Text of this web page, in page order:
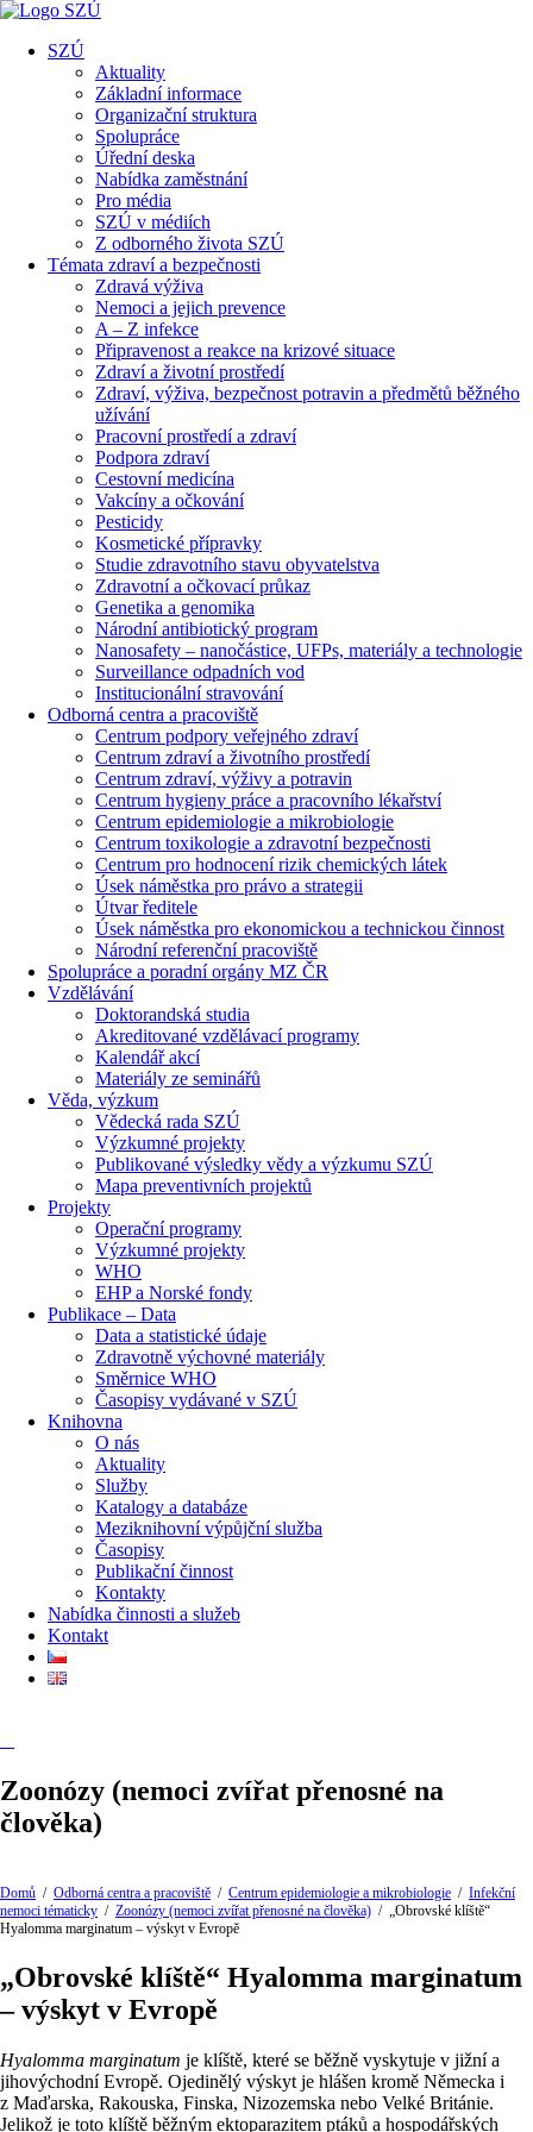
SZÚ
Aktuality
Základní informace
Organizační struktura
Spolupráce
Úřední deska
Nabídka zaměstnání
Pro média
SZÚ v médiích
Z odborného života SZÚ
Témata zdraví a bezpečnosti
Zdravá výživa
Nemoci a jejich prevence
A – Z infekce
Připravenost a reakce na krizové situace
Zdraví a životní prostředí
Zdraví, výživa, bezpečnost potravin a předmětů běžného
užívání
Pracovní prostředí a zdraví
Podpora zdraví
Cestovní medicína
Vakcíny a očkování
Pesticidy
Kosmetické přípravky
Studie zdravotního stavu obyvatelstva
Zdravotní a očkovací průkaz
Genetika a genomika
Národní antibiotický program
Nanosafety – nanočástice, UFPs, materiály a technologie
Surveillance odpadních vod
Institucionální stravování
Odborná centra a pracoviště
Centrum podpory veřejného zdraví
Centrum zdraví a životního prostředí
Centrum zdraví, výživy a potravin
Centrum hygieny práce a pracovního lékařství
Centrum epidemiologie a mikrobiologie
Centrum toxikologie a zdravotní bezpečnosti
Centrum pro hodnocení rizik chemických látek
Úsek náměstka pro právo a strategii
Útvar ředitele
Úsek náměstka pro ekonomickou a technickou činnost
Národní referenční pracoviště
Spolupráce a poradní orgány MZ ČR
Vzdělávání
Doktorandská studia
Akreditované vzdělávací programy
Kalendář akcí
Materiály ze seminářů
Věda, výzkum
Vědecká rada SZÚ
Výzkumné projekty
Publikované výsledky vědy a výzkumu SZÚ
Mapa preventivních projektů
Projekty
Operační programy
Výzkumné projekty
WHO
EHP a Norské fondy
Publikace – Data
Data a statistické údaje
Zdravotně výchovné materiály
Směrnice WHO
Časopisy vydávané v SZÚ
Knihovna
O nás
Aktuality
Služby
Katalogy a databáze
Meziknihovní výpůjční služba
Časopisy
Publikační činnost
Kontakty
Nabídka činnosti a služeb
Kontakt
Zoonózy (nemoci zvířat přenosné na
člověka)
Domů / Odborná centra a pracoviště / Centrum epidemiologie a mikrobiologie / Infekční
nemoci tématicky / Zoonózy (nemoci zvířat přenosné na člověka) / „Obrovské klíště“
Hyalomma marginatum – výskyt v Evropě
„Obrovské klíště“ Hyalomma marginatum
– výskyt v Evropě
Hyalomma marginatum je klíště, které se běžně vyskytuje v jižní a
jihovýchodní Evropě. Ojedinělý výskyt je hlášen kromě Německa i
z Maďarska, Rakouska, Finska, Nizozemska nebo Velké Británie.
Jelikož je toto klíště běžným ektoparazitem ptáků a hospodářských